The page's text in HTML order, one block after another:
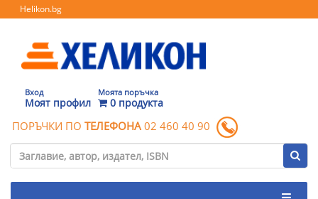
Helikon.bg
Вход
Моят профил
Моята поръчка
0 продукта
ПОРЪЧКИ ПО ТЕЛЕФОНА 02 460 40 90